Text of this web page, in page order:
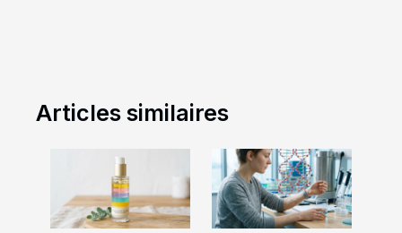
Articles similaires